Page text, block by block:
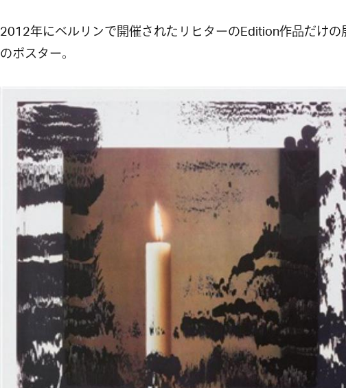
2012年にベルリンで開催されたリヒターのEdition作品だけ
のポスター。